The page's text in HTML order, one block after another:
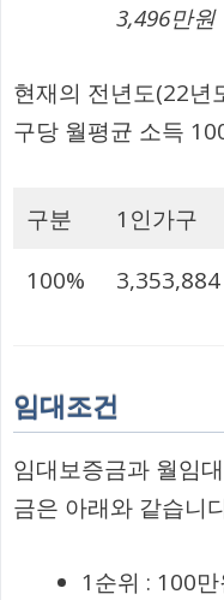
3,496만원
현재의 전년도(22년
구당 월평균 소득
구분 1인가구
100%
3,353,884
임대조건
임대보증금과 월임
금은 아래와 같습니
1순위 : 100만